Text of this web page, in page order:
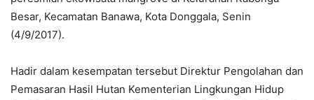
Besar, Kecamatan Banawa, Kota Donggala, Senin
(4/9/2017).
Hadir dalam kesempatan tersebut Direktur Pengolahan dan
Pemasaran Hasil Hutan Kementerian Lingkungan Hidup